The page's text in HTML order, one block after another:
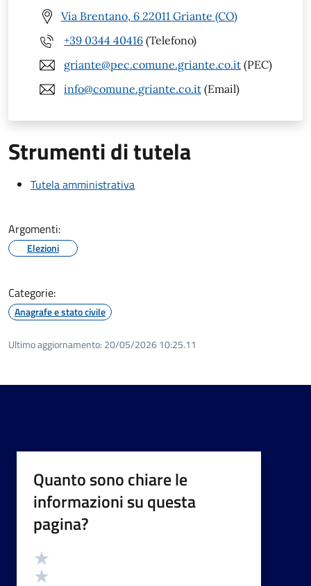
Via Brentano, 6 22011 Griante (CO)
+39 0344 40416 (Telefono)
griante@pec.comune.griante.co.it (PEC)
info@comune.griante.co.it (Email)
Strumenti di tutela
Tutela amministrativa
Argomenti:
Elezioni
Categorie:
Anagrafe e stato civile
Ultimo aggiornamento: 20/05/2026 10:25.11
Quanto sono chiare le
informazioni su questa
pagina?
Valutazione